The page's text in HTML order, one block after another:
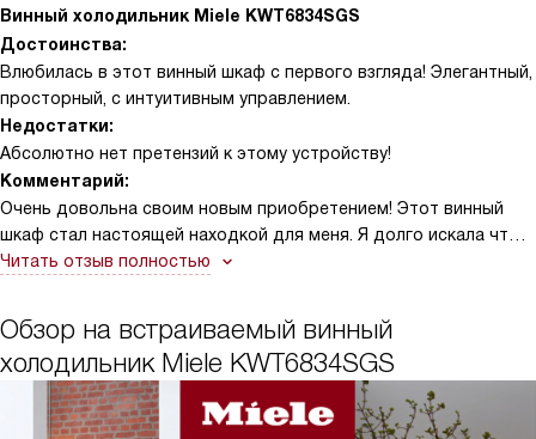
Винный холодильник Miele KWT6834SGS
Достоинства:
Влюбилась в этот винный шкаф с первого взгляда! Элегантный,
просторный, с интуитивным управлением.
Недостатки:
Абсолютно нет претензий к этому устройству!
Комментарий:
Очень довольна своим новым приобретением! Этот винный
шкаф стал настоящей находкой для меня. Я долго искала что-
то подходящее, и вот он - идеальный вариант.
современный, он прекрасно вписался в интерьер моей кухни.
Тонированная стеклянная дверь с УФ-фильтром придает ему
особую изысканность, а нержавеющая сталь делает его очень
практичным в использовании.
Читать отзыв полностью
Обзор на встраиваемый винный
холодильник Miele KWT6834SGS